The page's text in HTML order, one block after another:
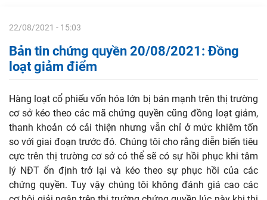
22/08/2021 - 15:03
Bản tin chứng quyền 20/08/2021: Đồng
loạt giảm điểm
Hàng loạt cổ phiếu vốn hóa lớn bị bán mạnh trên thị trường
cơ sở kéo theo các mã chứng quyền cũng đồng loạt giảm,
thanh khoản có cải thiện nhưng vẫn chỉ ở mức khiêm tốn
so với giai đoạn trước đó. Chúng tôi cho rằng diễn biến tiêu
cực trên thị trường cơ sở có thể sẽ có sự hồi phục khi tâm
lý NĐT ổn định trở lại và kéo theo sự phục hồi của các
chứng quyền. Tuy vậy chúng tôi không đánh giá cao các